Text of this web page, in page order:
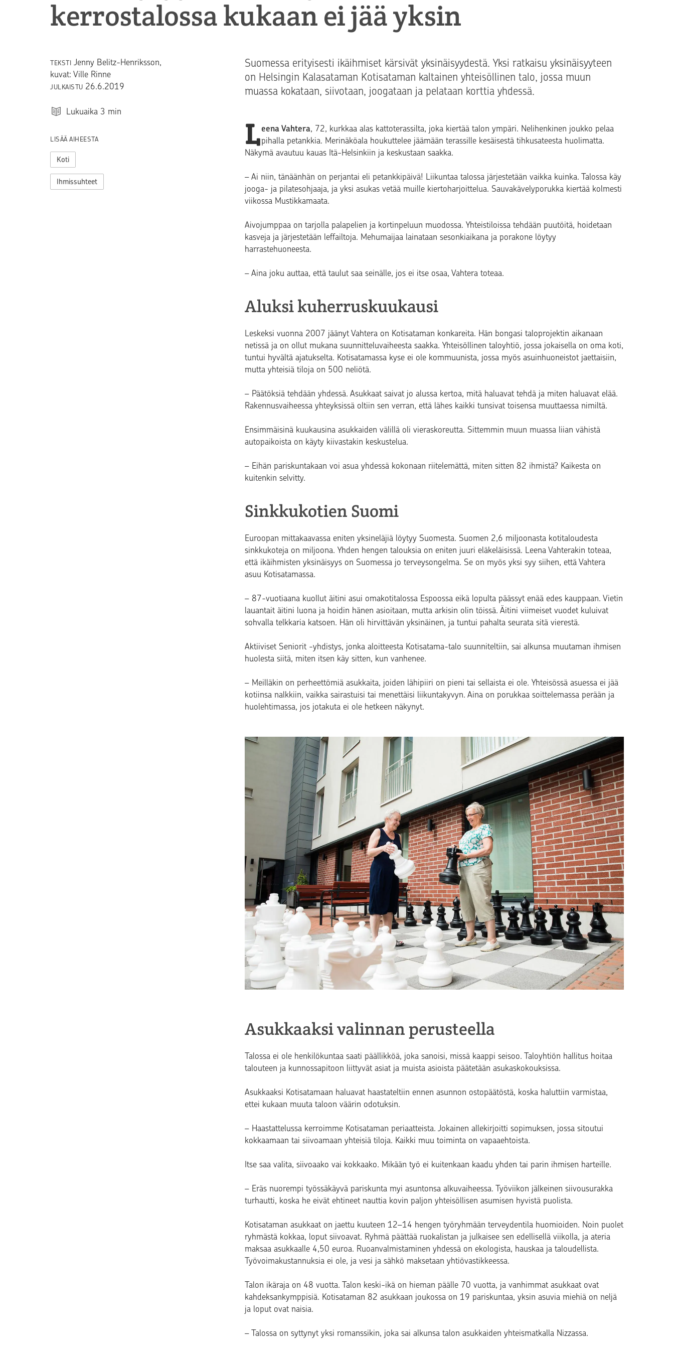
kerrostalossa kukaan ei jää yksin
TEKSTI Jenny Belitz-Henriksson,
kuvat: Ville Rinne
JULKAISTU 26.6.2019
Lukuaika 3 min
LISÄÄ AIHEESTA
Koti
Ihmissuhteet
Suomessa erityisesti ikäihmiset kärsivät yksinäisyydestä. Yksi ratkaisu yksinäisyyteen
on Helsingin Kalasataman Kotisataman kaltainen yhteisöllinen talo, jossa muun
muassa kokataan, siivotaan, joogataan ja pelataan korttia yhdessä.
L eena Vahtera, 72, kurkkaa alas kattoterassilta, joka kiertää talon ympäri. Nelihenkinen joukko pelaa
pihalla petankkia. Merinäköala houkuttelee jäämään terassille kesäisestä tihkusateesta huolimatta.
Näkymä avautuu kauas Itä-Helsinkiin ja keskustaan saakka.
– Ai niin, tänäänhän on perjantai eli petankkipäivä! Liikuntaa talossa järjestetään vaikka kuinka. Talossa käy
jooga- ja pilatesohjaaja, ja yksi asukas vetää muille kiertoharjoittelua. Sauvakävelyporukka kiertää kolmesti
viikossa Mustikkamaata.
Aivojumppaa on tarjolla palapelien ja kortinpeluun muodossa. Yhteistiloissa tehdään puutöitä, hoidetaan
kasveja ja järjestetään leffailtoja. Mehumaijaa lainataan sesonkiaikana ja porakone löytyy
harrastehuoneesta.
– Aina joku auttaa, että taulut saa seinälle, jos ei itse osaa, Vahtera toteaa.
Aluksi kuherruskuukausi
Leskeksi vuonna 2007 jäänyt Vahtera on Kotisataman konkareita. Hän bongasi taloprojektin aikanaan
netissä ja on ollut mukana suunnitteluvaiheesta saakka. Yhteisöllinen taloyhtiö, jossa jokaisella on oma koti,
tuntui hyvältä ajatukselta. Kotisatamassa kyse ei ole kommuunista, jossa myös asuinhuoneistot jaettaisiin,
mutta yhteisiä tiloja on 500 neliötä.
– Päätöksiä tehdään yhdessä. Asukkaat saivat jo alussa kertoa, mitä haluavat tehdä ja miten haluavat elää.
Rakennusvaiheessa yhteyksissä oltiin sen verran, että lähes kaikki tunsivat toisensa muuttaessa nimiltä.
Ensimmäisinä kuukausina asukkaiden välillä oli vieraskoreutta. Sittemmin muun muassa liian vähistä
autopaikoista on käyty kiivastakin keskustelua.
– Eihän pariskuntakaan voi asua yhdessä kokonaan riitelemättä, miten sitten 82 ihmistä? Kaikesta on
kuitenkin selvitty.
Sinkkukotien Suomi
Euroopan mittakaavassa eniten yksineläjiä löytyy Suomesta. Suomen 2,6 miljoonasta kotitaloudesta
sinkkukoteja on miljoona. Yhden hengen talouksia on eniten juuri eläkeläisissä. Leena Vahterakin toteaa,
että ikäihmisten yksinäisyys on Suomessa jo terveysongelma. Se on myös yksi syy siihen, että Vahtera
asuu Kotisatamassa.
– 87-vuotiaana kuollut äitini asui omakotitalossa Espoossa eikä lopulta päässyt enää edes kauppaan. Vietin
lauantait äitini luona ja hoidin hänen asioitaan, mutta arkisin olin töissä. Äitini viimeiset vuodet kuluivat
sohvalla telkkaria katsoen. Hän oli hirvittävän yksinäinen, ja tuntui pahalta seurata sitä vierestä.
Aktiiviset Seniorit -yhdistys, jonka aloitteesta Kotisatama-talo suunniteltiin, sai alkunsa muutaman ihmisen
huolesta siitä, miten itsen käy sitten, kun vanhenee.
– Meilläkin on perheettömiä asukkaita, joiden lähipiiri on pieni tai sellaista ei ole. Yhteisössä asuessa ei jää
kotiinsa nalkkiin, vaikka sairastuisi tai menettäisi liikuntakyvyn. Aina on porukkaa soittelemassa perään ja
huolehtimassa, jos jotakuta ei ole hetkeen näkynyt.
Asukkaaksi valinnan perusteella
Talossa ei ole henkilökuntaa saati päällikköä, joka sanoisi, missä kaappi seisoo. Taloyhtiön hallitus hoitaa
talouteen ja kunnossapitoon liittyvät asiat ja muista asioista päätetään asukaskokouksissa.
Asukkaaksi Kotisatamaan haluavat haastateltiin ennen asunnon ostopäätöstä, koska haluttiin varmistaa,
ettei kukaan muuta taloon väärin odotuksin.
– Haastattelussa kerroimme Kotisataman periaatteista. Jokainen allekirjoitti sopimuksen, jossa sitoutui
kokkaamaan tai siivoamaan yhteisiä tiloja. Kaikki muu toiminta on vapaaehtoista.
Itse saa valita, siivoaako vai kokkaako. Mikään työ ei kuitenkaan kaadu yhden tai parin ihmisen harteille.
– Eräs nuorempi työssäkäyvä pariskunta myi asuntonsa alkuvaiheessa. Työviikon jälkeinen siivousurakka
turhautti, koska he eivät ehtineet nauttia kovin paljon yhteisöllisen asumisen hyvistä puolista.
Kotisataman asukkaat on jaettu kuuteen 12–14 hengen työryhmään terveydentila huomioiden. Noin puolet
ryhmästä kokkaa, loput siivoavat. Ryhmä päättää ruokalistan ja julkaisee sen edellisellä viikolla, ja ateria
maksaa asukkaalle 4,50 euroa. Ruoanvalmistaminen yhdessä on ekologista, hauskaa ja taloudellista.
Työvoimakustannuksia ei ole, ja vesi ja sähkö maksetaan yhtiövastikkeessa.
Talon ikäraja on 48 vuotta. Talon keski-ikä on hieman päälle 70 vuotta, ja vanhimmat asukkaat ovat
kahdeksankymppisiä. Kotisataman 82 asukkaan joukossa on 19 pariskuntaa, yksin asuvia miehiä on neljä
ja loput ovat naisia.
– Talossa on syttynyt yksi romanssikin, joka sai alkunsa talon asukkaiden yhteismatkalla Nizzassa.